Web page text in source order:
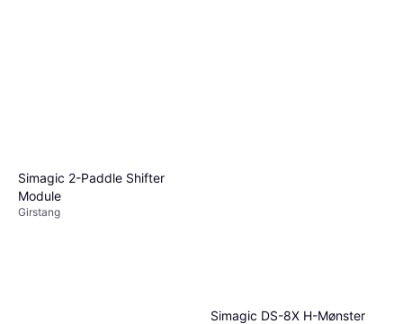
Simagic 2-Paddle Shifter
Module
Girstang
Simagic DS-8X H-Mønster